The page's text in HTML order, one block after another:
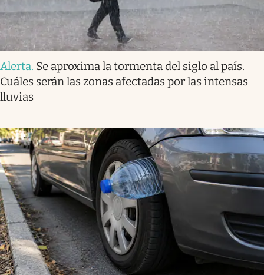
Alerta. Se aproxima la tormenta del siglo al país.
Cuáles serán las zonas afectadas por las intensas
lluvias